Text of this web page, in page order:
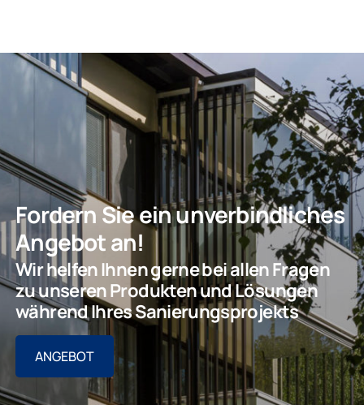
Fordern Sie ein unverbindliches
Angebot an!
Wir helfen Ihnen gerne bei allen Fragen
zu unseren Produkten und Lösungen
während Ihres Sanierungsprojekts
ANGEBOT